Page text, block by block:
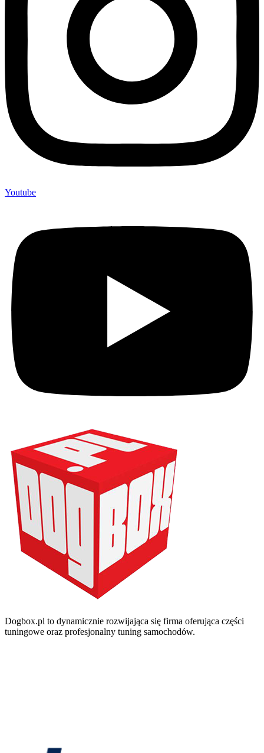
Youtube
Dogbox.pl to dynamicznie rozwijająca się firma oferująca części
tuningowe oraz profesjonalny tuning samochodów.